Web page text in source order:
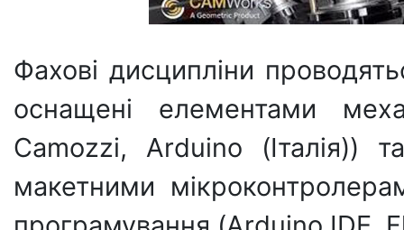
Фахові дисципліни
оснащені елементами
Camozzi, Аrduino (Італія))
макетними